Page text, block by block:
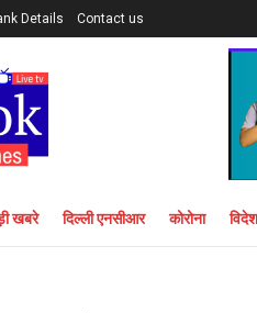
Details Contact us
खबरे दिल्ली एनसीआर कोरोना विदेश